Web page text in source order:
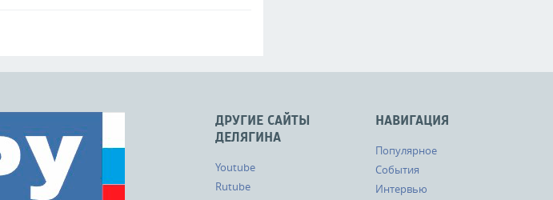
НАВИГАЦИЯ
Популярное
События
Интервью
ДРУГИЕ САЙТЫ
ДЕЛЯГИНА
Youtube
Rutube